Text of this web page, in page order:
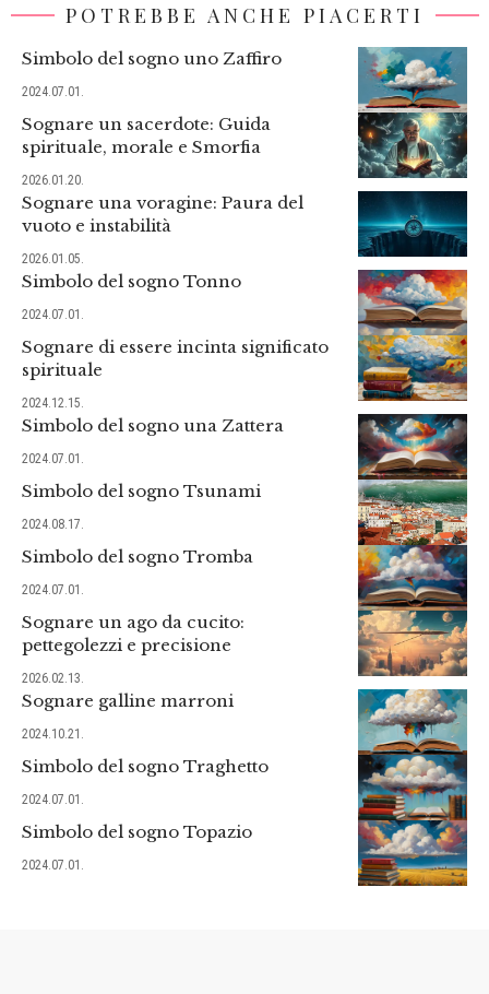
POTREBBE ANCHE PIACERTI
Simbolo del sogno uno Zaffiro
2024.07.01.
Sognare un sacerdote: Guida
spirituale, morale e Smorfia
2026.01.20.
Sognare una voragine: Paura del
vuoto e instabilità
2026.01.05.
Simbolo del sogno Tonno
2024.07.01.
Sognare di essere incinta significato
spirituale
2024.12.15.
Simbolo del sogno una Zattera
2024.07.01.
Simbolo del sogno Tsunami
2024.08.17.
Simbolo del sogno Tromba
2024.07.01.
Sognare un ago da cucito:
pettegolezzi e precisione
2026.02.13.
Sognare galline marroni
2024.10.21.
Simbolo del sogno Traghetto
2024.07.01.
Simbolo del sogno Topazio
2024.07.01.